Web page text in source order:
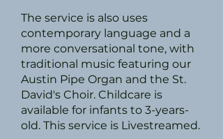
The service is also uses
contemporary language and a
more conversational tone, with
traditional music featuring our
Austin Pipe Organ and the St.
David's Choir. Childcare is
available for infants to 3-years-
old. This service is Livestreamed.